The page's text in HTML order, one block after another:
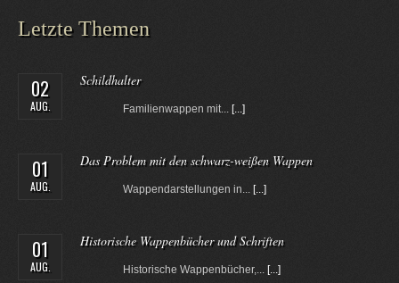
Letzte Themen
02
AUG.
Schildhalter
Familienwappen mit... [...]
01
AUG.
Das Problem mit den schwarz-weißen Wappen
Wappendarstellungen in... [...]
01
AUG.
Historische Wappenbücher und Schriften
Historische Wappenbücher,... [...]